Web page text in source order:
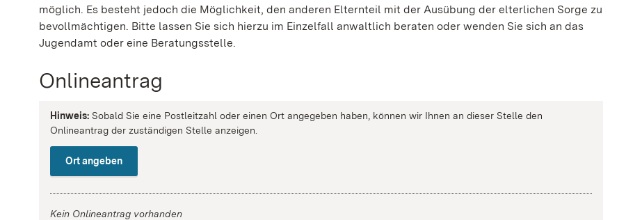
möglich. Es besteht jedoch die Möglichkeit, den anderen Elternteil mit der Ausübung der elterlichen Sorge zu
bevollmächtigen. Bitte lassen Sie sich hierzu im Einzelfall anwaltlich beraten oder wenden Sie sich an das
Jugendamt oder eine Beratungsstelle.
Onlineantrag
Hinweis: Sobald Sie eine Postleitzahl oder einen Ort angegeben haben, können wir Ihnen an dieser Stelle den
Onlineantrag der zuständigen Stelle anzeigen.
Ort angeben
Kein Onlineantrag vorhanden